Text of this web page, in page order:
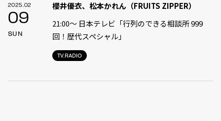
2025.02
09
SUN
TV.RADIO
櫻井優衣、松本かれん（FRUITS ZIPPER）
21:00〜 日本テレビ「行列のできる相談所 999
回！歴代スペシャル」